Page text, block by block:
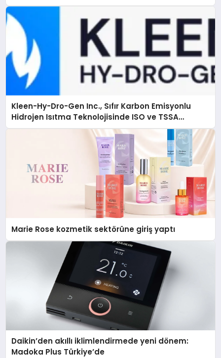
Kleen-Hy-Dro-Gen Inc., Sıfır Karbon Emisyonlu
Hidrojen Isıtma Teknolojisinde ISO ve TSSA
Düzenleyici Onaylarını Aldı
Marie Rose kozmetik sektörüne giriş yaptı
Daikin’den akıllı iklimlendirmede yeni dönem:
Madoka Plus Türkiye’de